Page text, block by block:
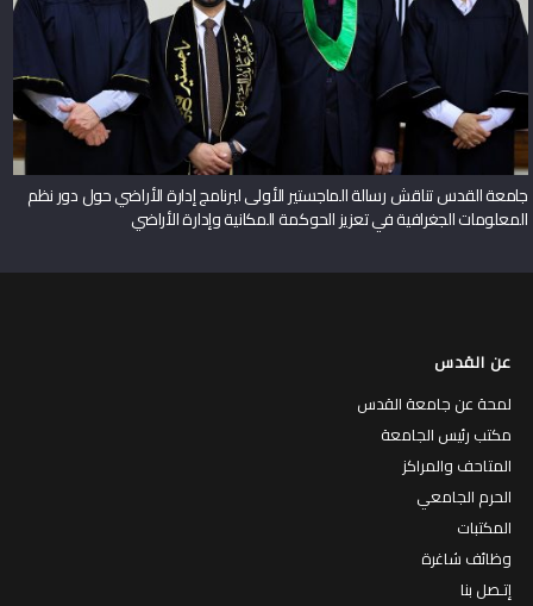
جامعة القدس تناقش رسالة الماجستير الأولى لبرنامج إدارة الأراضي حول دور نظم
المعلومات الجغرافية في تعزيز الحوكمة المكانية وإدارة الأراضي
عن القدس
لمحة عن جامعة القدس
مكتب رئيس الجامعة
المتاحف والمراكز
الحرم الجامعي
المكتبات
وظائف شاغرة
إتـصل بنا